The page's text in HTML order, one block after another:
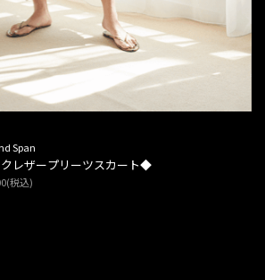
Span
レザープリーツスカート◆
税込)